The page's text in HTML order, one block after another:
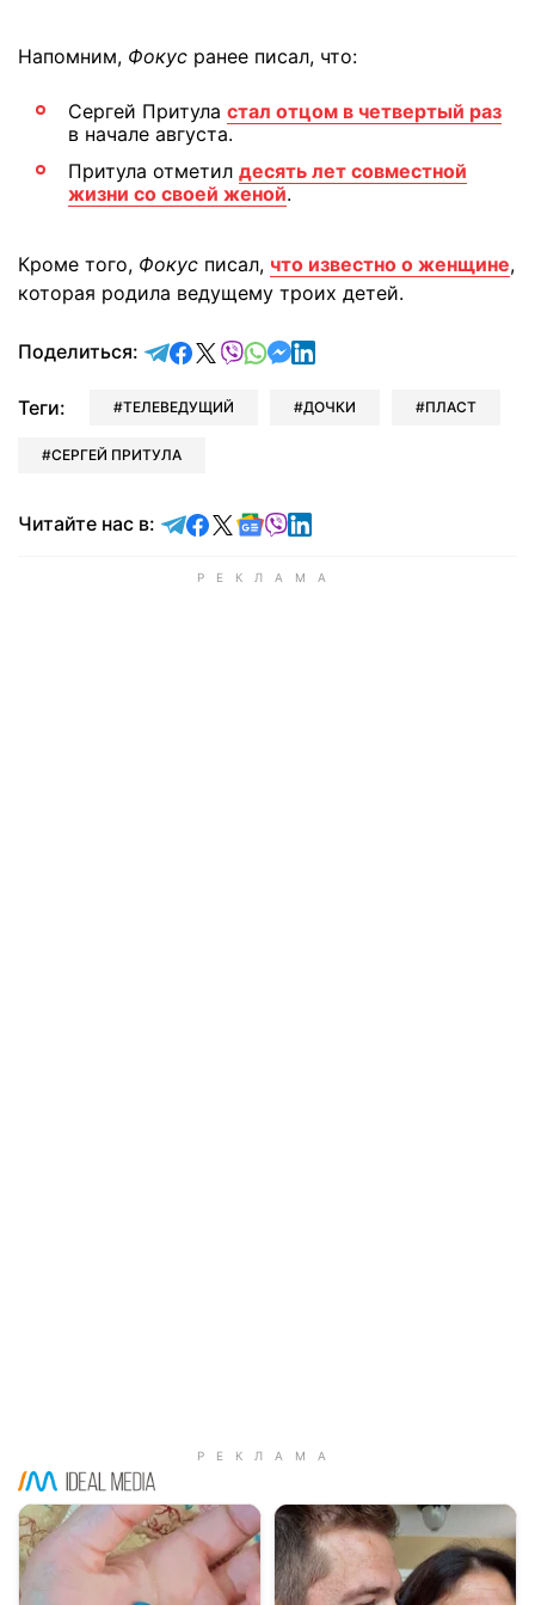
Напомним, Фокус ранее писал, что:
Сергей Притула стал отцом в четвертый раз
в начале августа.
Притула отметил десять лет совместной
жизни со своей женой.
Кроме того, Фокус писал, что известно о женщине,
которая родила ведущему троих детей.
Поделиться: отправить в Telegram
поделиться в Facebook
поделиться в X
отправить в Viber
отправить в Whatsapp
отправить в Messenger
отправить в LinkedIn
Теги: ТЕЛЕВЕДУЩИЙ ДОЧКИ ПЛАСТ
СЕРГЕЙ ПРИТУЛА
Читайте нас в: Читайте в Telegram
Читайте в Facebook
Читайте в X
Читайте в Google news
Читайте в Viber
Читайте в LinkedIn